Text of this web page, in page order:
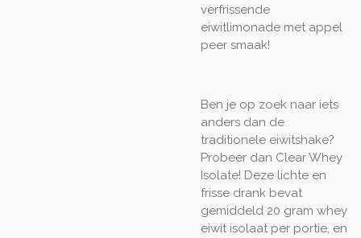
verfrissende
eiwitlimonade met appel
peer smaak!
Ben je op zoek naar iets
anders dan de
traditionele eiwitshake?
Probeer dan Clear Whey
Isolate! Deze lichte en
frisse drank bevat
gemiddeld 20 gram whey
eiwit isolaat per portie, en